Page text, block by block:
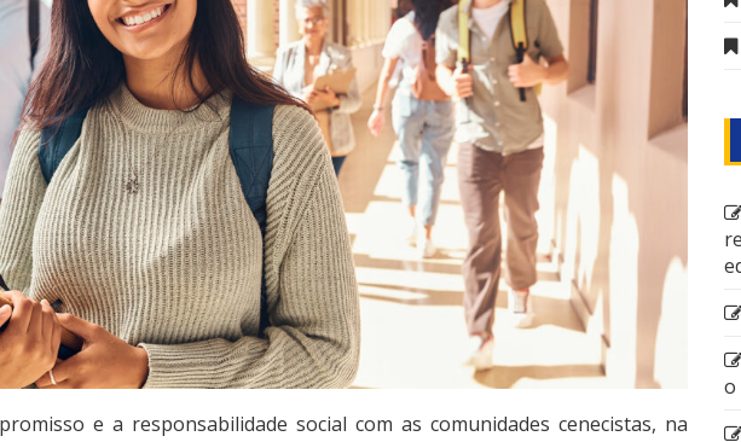
e a responsabilidade social com as comunidades cenecistas, na
o